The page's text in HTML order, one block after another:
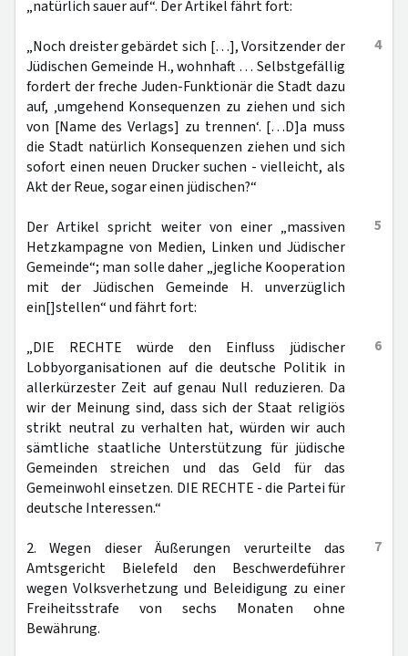
„natürlich sauer auf“. Der Artikel fährt fort:
4
„Noch dreister gebärdet sich […], Vorsitzender der
Jüdischen Gemeinde H., wohnhaft … Selbstgefällig
fordert der freche Juden-Funktionär die Stadt dazu
auf, ‚umgehend Konsequenzen zu ziehen und sich
von [Name des Verlags] zu trennen‘. […D]a muss
die Stadt natürlich Konsequenzen ziehen und sich
sofort einen neuen Drucker suchen - vielleicht, als
Akt der Reue, sogar einen jüdischen?“
5
Der Artikel spricht weiter von einer „massiven
Hetzkampagne von Medien, Linken und Jüdischer
Gemeinde“; man solle daher „jegliche Kooperation
mit der Jüdischen Gemeinde H. unverzüglich
ein[]stellen“ und fährt fort:
6
„DIE RECHTE würde den Einfluss jüdischer
Lobbyorganisationen auf die deutsche Politik in
allerkürzester Zeit auf genau Null reduzieren. Da
wir der Meinung sind, dass sich der Staat religiös
strikt neutral zu verhalten hat, würden wir auch
sämtliche staatliche Unterstützung für jüdische
Gemeinden streichen und das Geld für das
Gemeinwohl einsetzen. DIE RECHTE - die Partei für
deutsche Interessen.“
7
2. Wegen dieser Äußerungen verurteilte das
Amtsgericht Bielefeld den Beschwerdeführer
wegen Volksverhetzung und Beleidigung zu einer
Freiheitsstrafe von sechs Monaten ohne
Bewährung.